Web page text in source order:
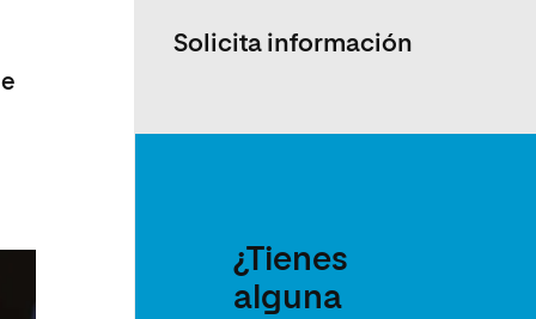
Solicita información
¿Tienes
alguna